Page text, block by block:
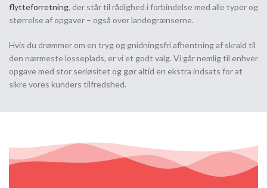
flytteforretning, der står til rådighed i forbindelse med alle typer og
størrelse af opgaver – også over landegrænserne.
Hvis du drømmer om en tryg og gnidningsfri afhentning af skrald til
den nærmeste losseplads, er vi et godt valg. Vi går nemlig til enhver
opgave med stor seriøsitet og gør altid en ekstra indsats for at
sikre vores kunders tilfredshed.